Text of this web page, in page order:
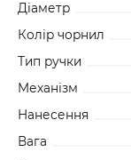
Діаметр
Колір чорнил
Тип ручки
Механізм
Нанесення
Вага